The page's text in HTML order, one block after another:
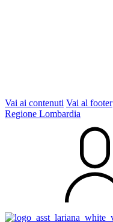
Vai ai contenuti Vai al footer
Regione Lombardia